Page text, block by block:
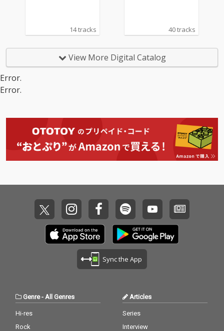
14 tracks 40 tracks
View More Digital Catalog
Error.
Error.
Sync the App
Genre-All Genres
Hi-res
Rock
Articles
Series
Interview